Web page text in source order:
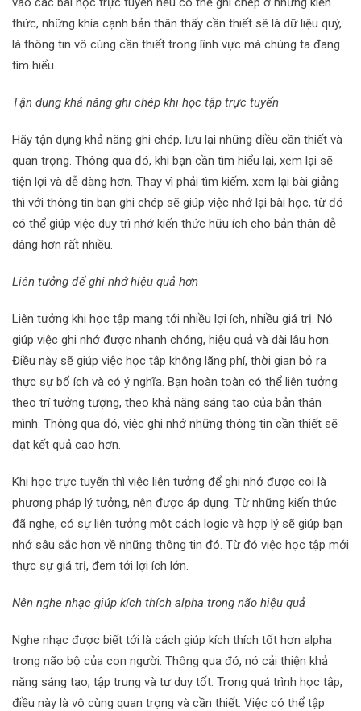
thức, những khía cạnh bản thân thấy cần thiết sẽ là dữ liệu quý,
là thông tin vô cùng cần thiết trong lĩnh vực mà chúng ta đang
tìm hiểu.
Tận dụng khả năng ghi chép khi học tập trực tuyến
Hãy tận dụng khả năng ghi chép, lưu lại những điều cần thiết và
quan trọng. Thông qua đó, khi bạn cần tìm hiểu lại, xem lại sẽ
tiện lợi và dễ dàng hơn. Thay vì phải tìm kiếm, xem lại bài giảng
thì với thông tin bạn ghi chép sẽ giúp việc nhớ lại bài học, từ đó
có thể giúp việc duy trì nhớ kiến thức hữu ích cho bản thân dễ
dàng hơn rất nhiều.
Liên tưởng để ghi nhớ hiệu quả hơn
Liên tưởng khi học tập mang tới nhiều lợi ích, nhiều giá trị. Nó
giúp việc ghi nhớ được nhanh chóng, hiệu quả và dài lâu hơn.
Điều này sẽ giúp việc học tập không lãng phí, thời gian bỏ ra
thực sự bổ ích và có ý nghĩa. Bạn hoàn toàn có thể liên tưởng
theo trí tưởng tượng, theo khả năng sáng tạo của bản thân
mình. Thông qua đó, việc ghi nhớ những thông tin cần thiết sẽ
đạt kết quả cao hơn.
Khi học trực tuyến thì việc liên tưởng để ghi nhớ được coi là
phương pháp lý tưởng, nên được áp dụng. Từ những kiến thức
đã nghe, có sự liên tưởng một cách logic và hợp lý sẽ giúp bạn
nhớ sâu sắc hơn về những thông tin đó. Từ đó việc học tập mới
thực sự giá trị, đem tới lợi ích lớn.
Nên nghe nhạc giúp kích thích alpha trong não hiệu quả
Nghe nhạc được biết tới là cách giúp kích thích tốt hơn alpha
trong não bộ của con người. Thông qua đó, nó cải thiện khả
năng sáng tạo, tập trung và tư duy tốt. Trong quá trình học tập,
điều này là vô cùng quan trọng và cần thiết. Việc có thể tập